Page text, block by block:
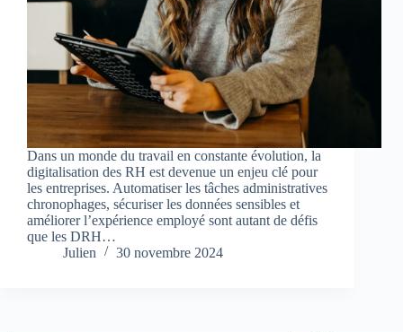
Dans un monde du travail en constante évolution, la
digitalisation des RH est devenue un enjeu clé pour
les entreprises. Automatiser les tâches administratives
chronophages, sécuriser les données sensibles et
améliorer l’expérience employé sont autant de défis
que les DRH…
Julien
30 novembre 2024